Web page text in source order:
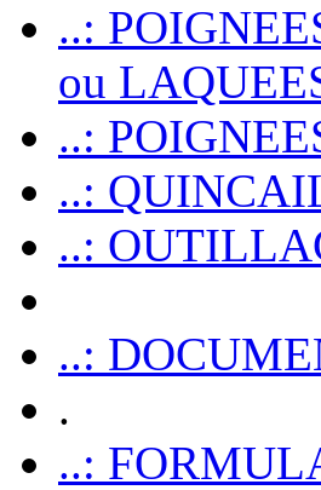
..:
ou
..:
..:
..:
..:
.
..: